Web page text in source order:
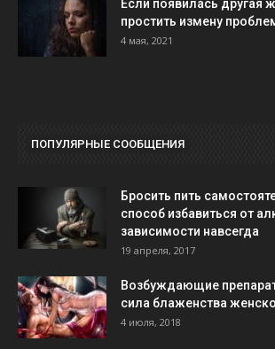
Если появилась другая
простить измену
4 мая, 2021
ПОПУЛЯРНЫЕ СООБЩЕНИЯ
Бросить пить
способ избавиться от
зависимости навсегда
19 апреля, 2017
Возбуждающие
сила блаженства
4 июля, 2018